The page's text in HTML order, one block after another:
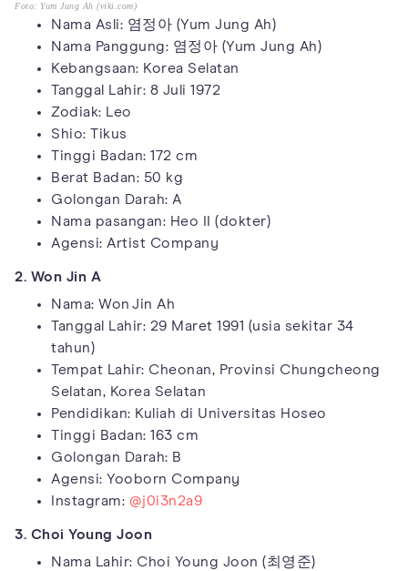
Foto: Yum Jung Ah (viki.com)
Nama Asli: 염정아 (Yum Jung Ah)
Nama Panggung: 염정아 (Yum Jung Ah)
Kebangsaan: Korea Selatan
Tanggal Lahir: 8 Juli 1972
Zodiak: Leo
Shio: Tikus
Tinggi Badan: 172 cm
Berat Badan: 50 kg
Golongan Darah: A
Nama pasangan: Heo II (dokter)
Agensi: Artist Company
2. Won Jin A
Nama: Won Jin Ah
Tanggal Lahir: 29 Maret 1991 (usia sekitar 34
tahun)
Tempat Lahir: Cheonan, Provinsi Chungcheong
Selatan, Korea Selatan
Pendidikan: Kuliah di Universitas Hoseo
Tinggi Badan: 163 cm
Golongan Darah: B
Agensi: Yooborn Company
Instagram: @j0i3n2a9
3. Choi Young Joon
Nama Lahir: Choi Young Joon (최영준)